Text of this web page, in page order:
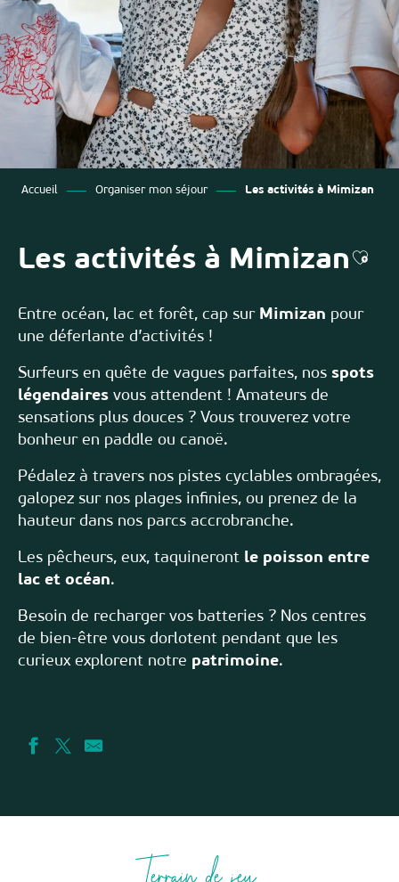
Accueil Organiser mon séjour Les activités à Mimizan
Les activités à Mimizan
Entre océan, lac et forêt, cap sur Mimizan pour
une déferlante d’activités !
Surfeurs en quête de vagues parfaites, nos spots
légendaires vous attendent ! Amateurs de
sensations plus douces ? Vous trouverez votre
bonheur en paddle ou canoë.
Pédalez à travers nos pistes cyclables ombragées,
galopez sur nos plages infinies, ou prenez de la
hauteur dans nos parcs accrobranche.
Les pêcheurs, eux, taquineront le poisson entre
lac et océan.
Besoin de recharger vos batteries ? Nos centres
de bien-être vous dorlotent pendant que les
curieux explorent notre patrimoine.